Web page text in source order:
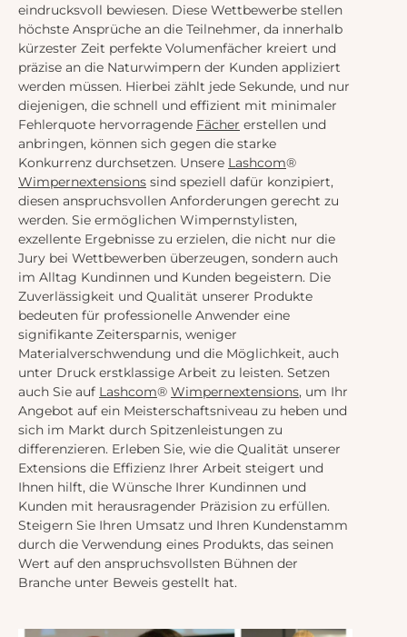
eindrucksvoll bewiesen. Diese Wettbewerbe stellen
höchste Ansprüche an die Teilnehmer, da innerhalb
kürzester Zeit perfekte Volumenfächer kreiert und
präzise an die Naturwimpern der Kunden appliziert
werden müssen. Hierbei zählt jede Sekunde, und nur
diejenigen, die schnell und effizient mit minimaler
Fehlerquote hervorragende Fächer erstellen und
anbringen, können sich gegen die starke
Konkurrenz durchsetzen. Unsere Lashcom®
Wimpernextensions sind speziell dafür konzipiert,
diesen anspruchsvollen Anforderungen gerecht zu
werden. Sie ermöglichen Wimpernstylisten,
exzellente Ergebnisse zu erzielen, die nicht nur die
Jury bei Wettbewerben überzeugen, sondern auch
im Alltag Kundinnen und Kunden begeistern. Die
Zuverlässigkeit und Qualität unserer Produkte
bedeuten für professionelle Anwender eine
signifikante Zeitersparnis, weniger
Materialverschwendung und die Möglichkeit, auch
unter Druck erstklassige Arbeit zu leisten. Setzen
auch Sie auf Lashcom® Wimpernextensions, um Ihr
Angebot auf ein Meisterschaftsniveau zu heben und
sich im Markt durch Spitzenleistungen zu
differenzieren. Erleben Sie, wie die Qualität unserer
Extensions die Effizienz Ihrer Arbeit steigert und
Ihnen hilft, die Wünsche Ihrer Kundinnen und
Kunden mit herausragender Präzision zu erfüllen.
Steigern Sie Ihren Umsatz und Ihren Kundenstamm
durch die Verwendung eines Produkts, das seinen
Wert auf den anspruchsvollsten Bühnen der
Branche unter Beweis gestellt hat.